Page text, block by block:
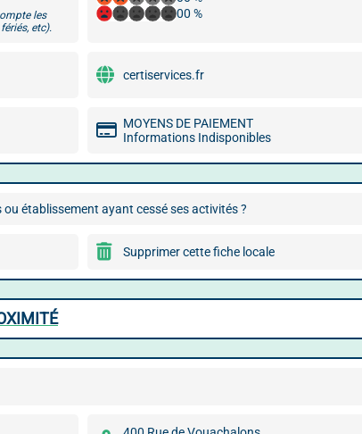
les
etc).
00 %
certiservices.fr
MOYENS DE PAIEMENT
Informations Indisponibles
établissement ayant cessé ses activités ?
Supprimer cette fiche locale